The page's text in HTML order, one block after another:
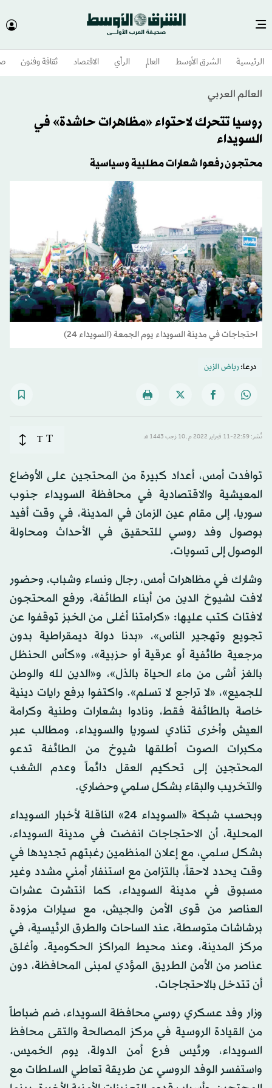
الرئيسية الشرق الأوسط​ العالم الرأي الاقتصاد ثقافة وفنون
العالم العربي
روسيا تتحرك لاحتواء «مظاهرات حاشدة» في
السويداء
محتجون رفعوا شعارات مطلبية وسياسية
احتجاجات في مدينة السويداء يوم الجمعة (السويداء 24)
درعا:رياض الزين
نُشر: 22:59-11 فبراير 2022 م ـ 10 رَجب 1443 هـ T
T
توافدت أمس، أعداد كبيرة من المحتجين على الأوضاع
المعيشية والاقتصادية في محافظة السويداء جنوب
سوريا، إلى مقام عين الزمان في المدينة، في وقت أفيد
بوصول وفد روسي للتحقيق في الأحداث ومحاولة
الوصول إلى تسويات.
وشارك في مظاهرات أمس، رجال ونساء وشباب، وحضور
لافت لشيوخ الدين من أبناء الطائفة، ورفع المحتجون
لافتات كتب عليها: «كرامتنا أغلى من الخبز توقفوا عن
تجويع وتهجير الناس»، «بدنا دولة ديمقراطية بدون
مرجعية طائفية أو عرقية أو حزبية»، و«كأس الحنظل
بالغز أشى من ماء الحياة بالذل»، و«الدين لله والوطن
للجميع»، «لا تراجع لا تسلم». واكتفوا برفع رايات دينية
خاصة بالطائفة فقط، ونادوا بشعارات وطنية وكرامة
العيش وأخرى تنادي لسوريا والسويداء، ومطالب عبر
مكبرات الصوت أطلقها شيوخ من الطائفة تدعو
المحتجين إلى تحكيم العقل دائماً وعدم الشغب
والتخريب والبقاء بشكل سلمي وحضاري.
وبحسب شبكة «السويداء 24» الناقلة لأخبار السويداء
المحلية، أن الاحتجاجات انفضت في مدينة السويداء،
بشكل سلمي، مع إعلان المنظمين رغبتهم تجديدها في
وقت يحدد لاحقاً، بالتزامن مع استنفار أمني مشدد وغير
مسبوق في مدينة السويداء، كما انتشرت عشرات
العناصر من قوى الأمن والجيش، مع سيارات مزودة
برشاشات متوسطة، عند الساحات والطرق الرئيسية، في
مركز المدينة، وعند محيط المراكز الحكومية. وأغلق
عناصر من الأمن الطريق المؤدي لمبنى المحافظة، دون
أن تتدخل بالاحتجاجات.
وزار وفد عسكري روسي محافظة السويداء، ضم ضباطاً
من القيادة الروسية في مركز المصالحة والتقى محافظ
السويداء، ورئيس فرع أمن الدولة، يوم الخميس.
واستفسر الوفد الروسي عن طريقة تعاطي السلطات مع